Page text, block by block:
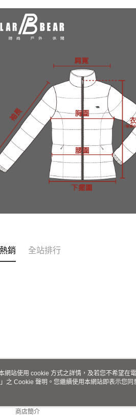
銷 全站排行
關於我們
商店簡介
網站使用 cookie 方式之詳情，及若您不希望在
」之 Cookie 聲明。您繼續使用本網站即表示您